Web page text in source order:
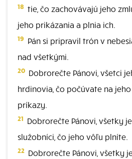
18 tie, čo zachovávajú jeho
jeho prikázania a plnia ich.
19 Pán si pripravil trón v
nad všetkými.
20 Dobrorečte Pánovi, všetci
hrdinovia, čo počúvate na
príkazy.
21 Dobrorečte Pánovi, všetky
služobníci, čo jeho vôľu plníte.
22 Dobrorečte Pánovi, všetky